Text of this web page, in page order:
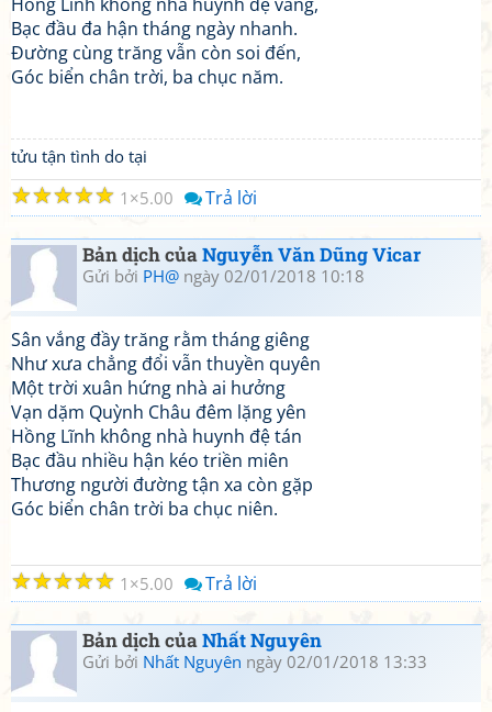
Bạc đầu đa hận tháng ngày nhanh.
Đường cùng trăng vẫn còn soi đến,
Góc biển chân trời, ba chục năm.
tửu tận tình do tại
☆
☆
☆
☆
☆ 1 5.00 Trả lời
Bản dịch củaNguyễn Văn Dũng Vicar
Gửi bởi PH@ ngày 02/01/2018 10:18
Sân vắng đầy trăng rằm tháng giêng
Như xưa chẳng đổi vẫn thuyền quyên
Một trời xuân hứng nhà ai hưởng
Vạn dặm Quỳnh Châu đêm lặng yên
Hồng Lĩnh không nhà huynh đệ tán
Bạc đầu nhiều hận kéo triền miên
Thương người đường tận xa còn gặp
Góc biển chân trời ba chục niên.
☆
☆
☆
☆
☆ 1 5.00 Trả lời
Bản dịch củaNhất Nguyên
Gửi bởi Nhất Nguyên ngày 02/01/2018 13:33